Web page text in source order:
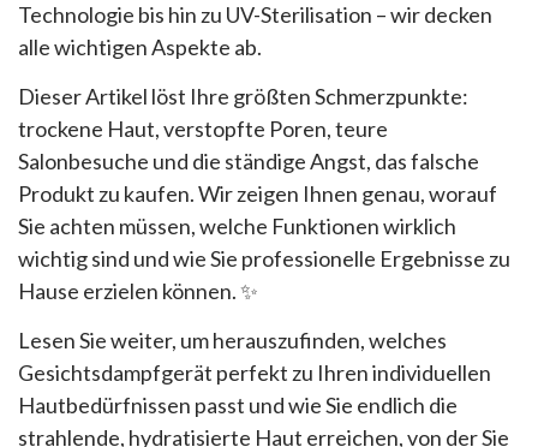
Technologie bis hin zu UV-Sterilisation – wir decken
alle wichtigen Aspekte ab.
Dieser Artikel löst Ihre größten Schmerzpunkte:
trockene Haut, verstopfte Poren, teure
Salonbesuche und die ständige Angst, das falsche
Produkt zu kaufen. Wir zeigen Ihnen genau, worauf
Sie achten müssen, welche Funktionen wirklich
wichtig sind und wie Sie professionelle Ergebnisse zu
Hause erzielen können. ✨
Lesen Sie weiter, um herauszufinden, welches
Gesichtsdampfgerät perfekt zu Ihren individuellen
Hautbedürfnissen passt und wie Sie endlich die
strahlende, hydratisierte Haut erreichen, von der Sie